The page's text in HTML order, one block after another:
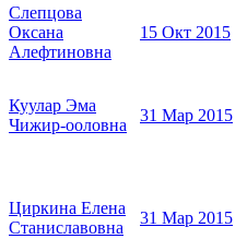
Слепцова
Оксана
Алефтиновна
15 Окт 2015
Куулар Эма
Чижир-ооловна
31 Мар 2015
Циркина Елена
Станиславовна
31 Мар 2015